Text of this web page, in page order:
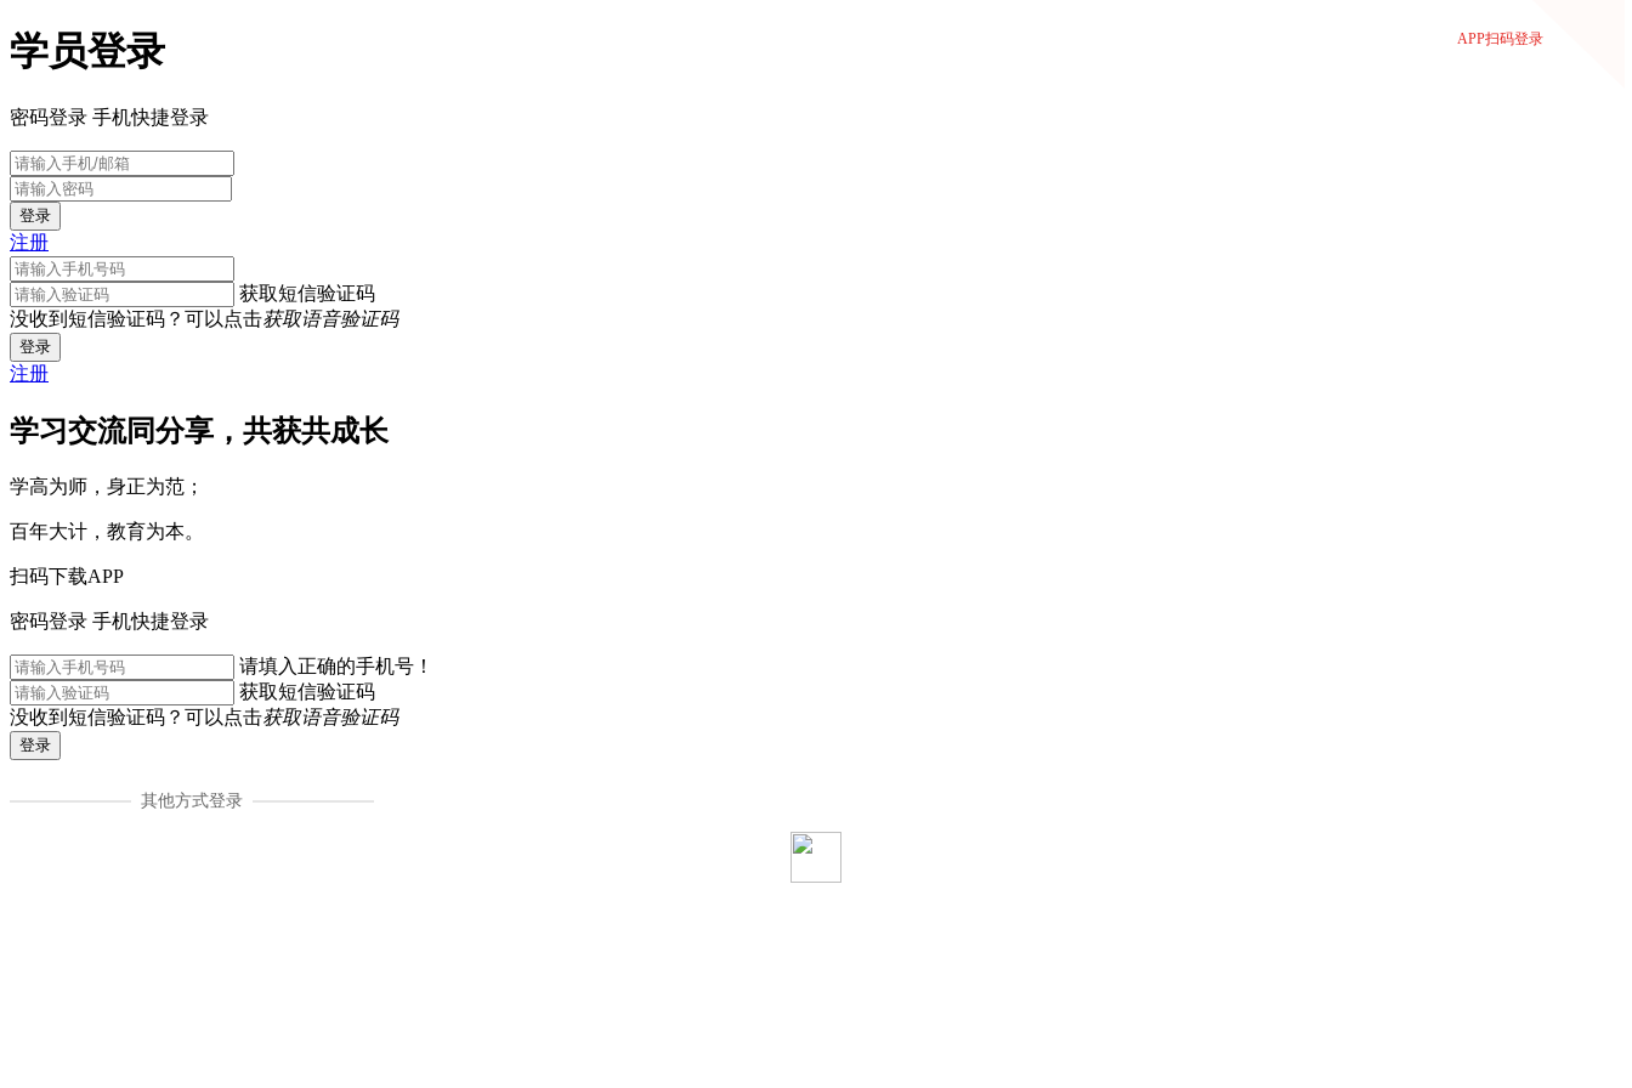
学员登录
密码登录 手机快捷登录
登录
注册
获取短信验证码
没收到短信验证码？可以点击获取语音验证码
登录
注册
学习交流同分享，共获共成长
学高为师，身正为范；
百年大计，教育为本。
扫码下载APP
APP扫码登录
密码登录 手机快捷登录
请填入正确的手机号！
获取短信验证码
没收到短信验证码？可以点击获取语音验证码
登录
其他方式登录